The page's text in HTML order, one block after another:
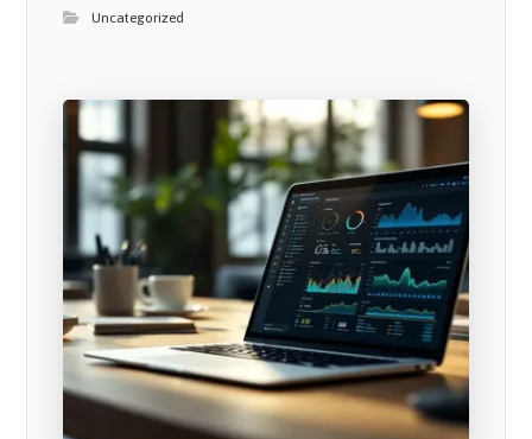
Uncategorized